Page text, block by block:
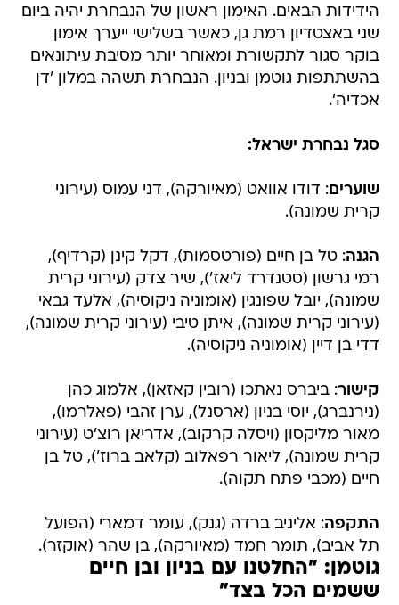
הידידות הבאים. האימון ראשון של הנבחרת יהיה ביום
שני באצטדיון רמת גן, כאשר בשלישי ייערך אימון
בוקר סגור לתקשורת ומאוחר יותר מסיבת עיתונאים
בהשתתפות גוטמן ובניון. הנבחרת תשהה במלון 'דן
אכדיה'.
סגל נבחרת ישראל:
שוערים: דודו אוואט (מאיורקה), דני עמוס (עירוני
קרית שמונה).
הגנה: טל בן חיים (פורטסמות), דקל קינן (קרדיף),
רמי גרשון (סטנדרד ליאז'), שיר צדק (עירוני קרית
שמונה), יובל שפונגין (אומוניה ניקוסיה), אלעד גבאי
(עירוני קרית שמונה), איתן טיבי (עירוני קרית שמונה),
דדי בן דיין (אומוניה ניקוסיה).
קישור: ביברס נאתכו (רובין קאזאן), אלמוג כהן
(נירנברג), יוסי בניון (ארסנל), ערן זהבי (פאלרמו),
מאור מליקסון (ויסלה קרקוב), אדריאן רוצ'ט (עירוני
קרית שמונה), ליאור רפאלוב (קלאב ברוז'), טל בן
חיים (מכבי פתח תקוה).
התקפה: אליניב ברדה (גנק), עומר דמארי (הפועל
תל אביב), תומר חמד (מאיורקה), בן שהר (אוקזר).
גוטמן: "החלטנו עם בניון ובן חיים
ששמים הכל בצד"